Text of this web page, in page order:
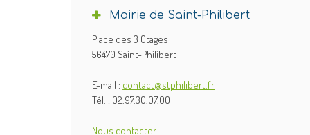
Mairie de Saint-Philibert
Place des 3 Otages
56470 Saint-Philibert
E-mail : contact@stphilibert.fr
Tél. : 02.97.30.07.00
Nous contacter